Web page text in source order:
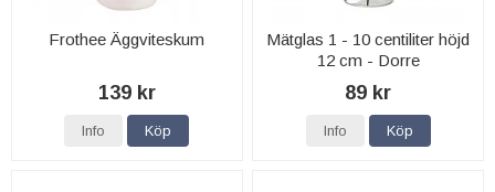
Frothee Äggviteskum
139 kr
Info Köp
Mätglas 1 - 10 centiliter höjd
12 cm - Dorre
89 kr
Info Köp